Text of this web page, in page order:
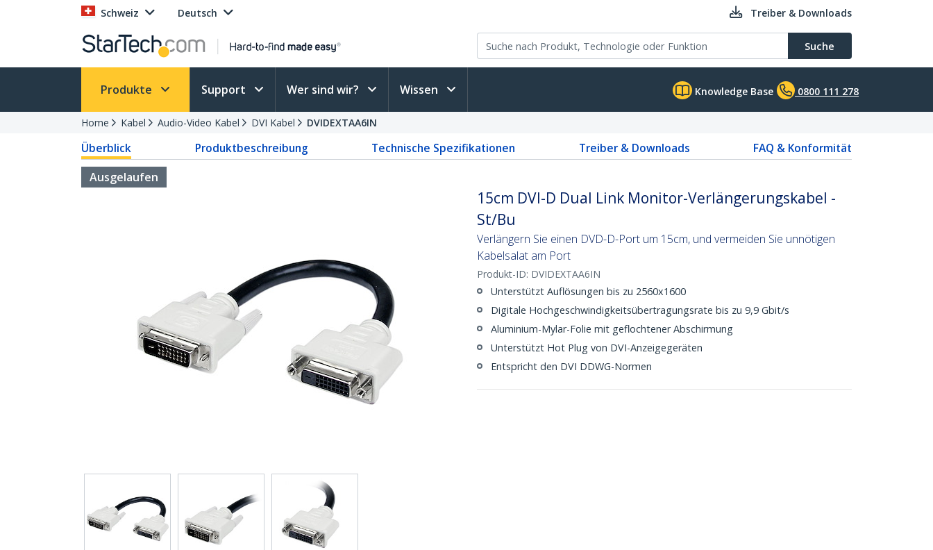
Schweiz Deutsch Treiber & Downloads
Suche
Produkte Support Wer sind wir? Wissen Knowledge Base 0800 111 278
Home Kabel Audio-Video Kabel DVI Kabel DVIDEXTAA6IN
Überblick Produktbeschreibung Technische Spezifikationen Treiber & Downloads
FAQ & Konformität
Ausgelaufen
15cm DVI-D Dual Link Monitor-Verlängerungskabel -
St/Bu
Verlängern Sie einen DVD-D-Port um 15cm, und vermeiden Sie unnötigen
Kabelsalat am Port
Produkt-ID: DVIDEXTAA6IN
Unterstützt Auflösungen bis zu 2560x1600
Digitale Hochgeschwindigkeitsübertragungsrate bis zu 9,9 Gbit/s
Aluminium-Mylar-Folie mit geflochtener Abschirmung
Unterstützt Hot Plug von DVI-Anzeigegeräten
Entspricht den DVI DDWG-Normen